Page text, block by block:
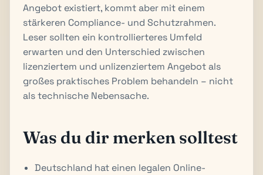
Angebot existiert, kommt aber mit einem
stärkeren Compliance- und Schutzrahmen.
Leser sollten ein kontrollierteres Umfeld
erwarten und den Unterschied zwischen
lizenziertem und unlizenziertem Angebot als
großes praktisches Problem behandeln – nicht
als technische Nebensache.
Was du dir merken solltest
Deutschland hat einen legalen Online-